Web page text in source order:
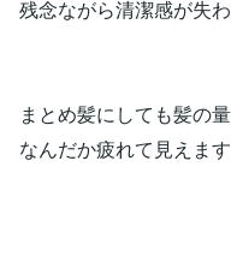
残念ながら清潔感が失わ
まとめ髪にしても髪の
なんだか疲れて見えます